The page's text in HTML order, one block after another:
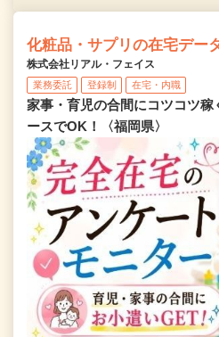
化粧品・サプリの在宅デー
株式会社リアル・フェイス
業務委託 登録制 在宅・内職
家事・育児の合間にコツコツ
ースでOK！〈福岡県〉